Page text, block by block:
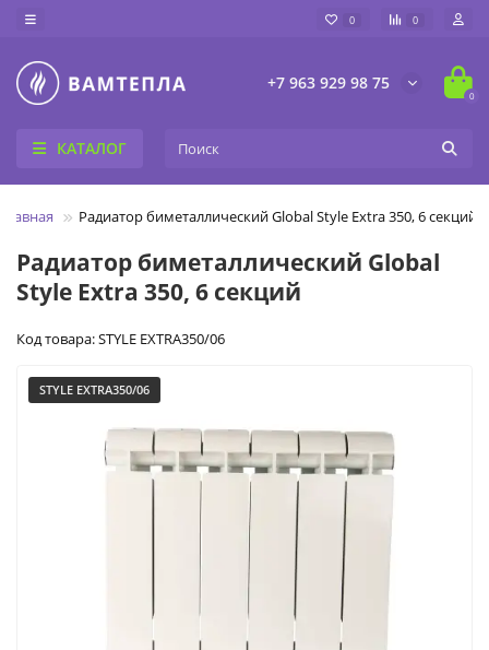
0 0
+7 963 929 98 75
0
КАТАЛОГ
Главная Радиатор биметаллический Global Style Extra 350, 6 секций
Радиатор биметаллический Global
Style Extra 350, 6 секций
Код товара: STYLE EXTRA350/06
STYLE EXTRA350/06